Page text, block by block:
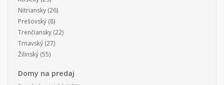
Nitriansky (26)
Prešovský (8)
Trenčiansky (22)
Trnavský (27)
Žilinský (55)
Domy na predaj